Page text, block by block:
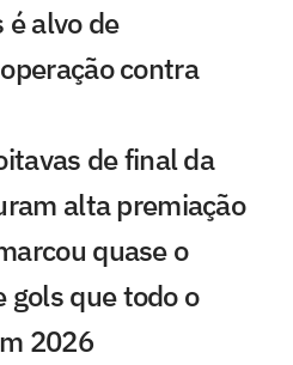
é alvo de
contra
de final da
alta premiação
quase o
gols que todo o
2026